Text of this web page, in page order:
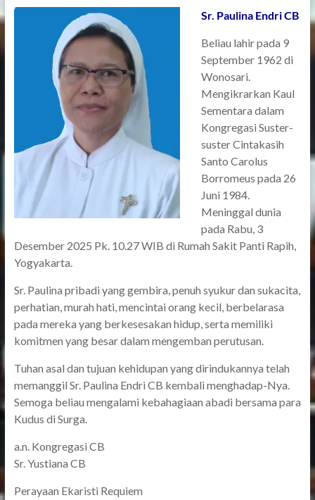
Sr. Paulina Endri CB
Beliau lahir pada 9
September 1962 di
Wonosari.
Mengikrarkan Kaul
Sementara dalam
Kongregasi Suster-
suster Cintakasih
Santo Carolus
Borromeus pada 26
Juni 1984.
Meninggal dunia
pada Rabu, 3
Desember 2025 Pk. 10.27 WIB di Rumah Sakit Panti Rapih,
Yogyakarta.
Sr. Paulina pribadi yang gembira, penuh syukur dan sukacita,
perhatian, murah hati, mencintai orang kecil, berbelarasa
pada mereka yang berkesesakan hidup, serta memiliki
komitmen yang besar dalam mengemban perutusan.
Tuhan asal dan tujuan kehidupan yang dirindukannya telah
memanggil Sr. Paulina Endri CB kembali menghadap-Nya.
Semoga beliau mengalami kebahagiaan abadi bersama para
Kudus di Surga.
a.n. Kongregasi CB
Sr. Yustiana CB
Perayaan Ekaristi Requiem